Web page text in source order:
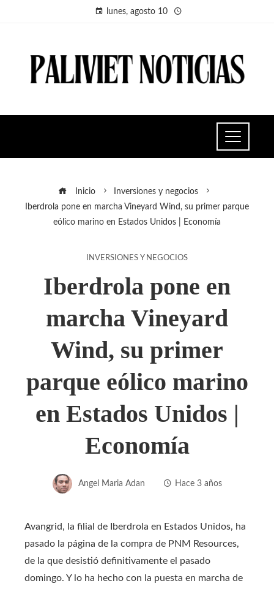
lunes, agosto 10
Inicio
Inversiones y negocios
Iberdrola pone en marcha Vineyard Wind, su primer parque
eólico marino en Estados Unidos | Economía
INVERSIONES Y NEGOCIOS
Iberdrola pone en
marcha Vineyard
Wind, su primer
parque eólico marino
en Estados Unidos |
Economía
Angel Maria Adan Hace 3 años
Avangrid, la filial de Iberdrola en Estados Unidos, ha
pasado la página de la compra de PNM Resources,
de la que desistió definitivamente el pasado
domingo. Y lo ha hecho con la puesta en marcha de